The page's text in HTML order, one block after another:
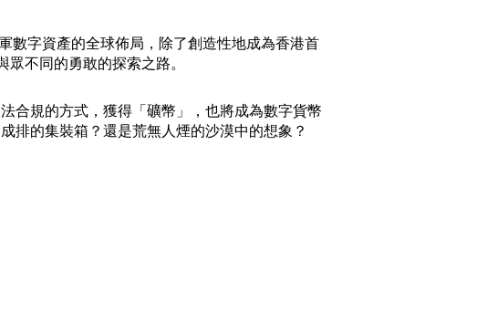
數字資產的全球佈局，除了創造性地成為香港首
不同的勇敢的探索之路。
合規的方式，獲得「礦幣」，也將成為數字貨幣
排的集裝箱？還是荒無人煙的沙漠中的想象？